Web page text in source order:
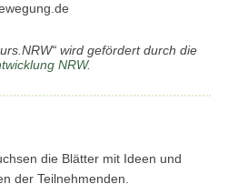
wird gefördert durch die
NRW.
die Blätter mit Ideen und
der Teilnehmenden.